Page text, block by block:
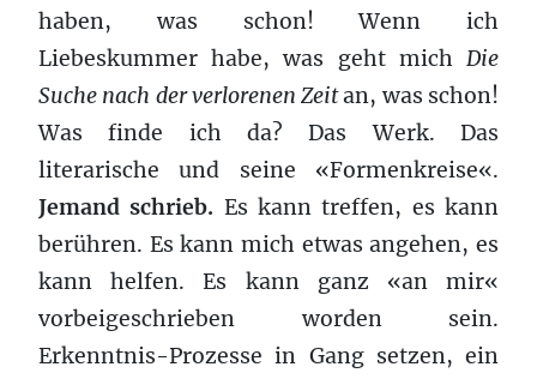
haben, was schon! Wenn ich
Liebeskummer habe, was geht mich Die
Suche nach der verlorenen Zeitan, was schon!
Was finde ich da? Das Werk. Das
literarische und seine «Formenkreise«.
Jemand schrieb. Es kann treffen, es kann
berühren. Es kann mich etwas angehen, es
kann helfen. Es kann ganz «an mir«
vorbeigeschrieben worden sein.
Erkenntnis-Prozesse in Gang setzen, ein